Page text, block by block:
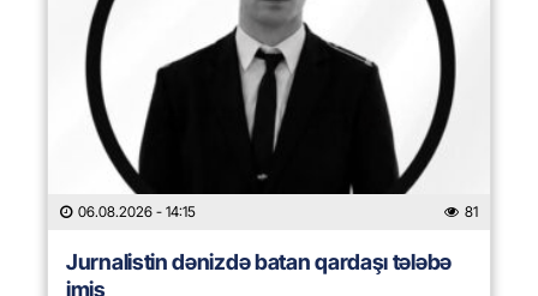
06.08.2026 - 14:15 81
Jurnalistin dənizdə batan qardaşı tələbə
imiş